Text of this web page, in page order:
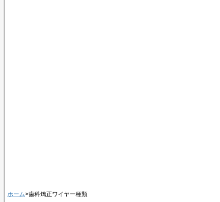
ホーム>歯科矯正ワイヤー種類